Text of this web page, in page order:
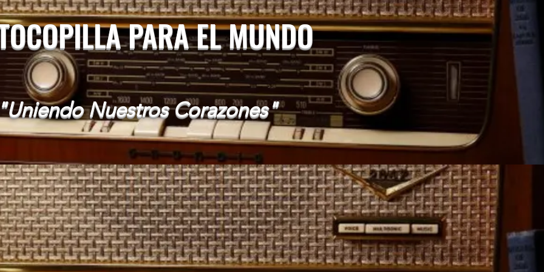
PARA EL MUNDO
Nuestros Corazones"